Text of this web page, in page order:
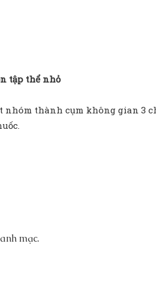
tập thể nhỏ
thành cụm không gian 3
mạc.